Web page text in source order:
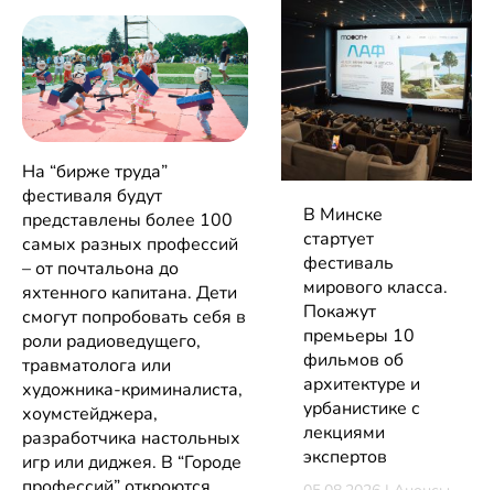
На “бирже труда”
фестиваля будут
представлены более 100
самых разных профессий
– от почтальона до
яхтенного капитана. Дети
смогут попробовать себя в
роли радиоведущего,
травматолога или
художника-криминалиста,
хоумстейджера,
разработчика настольных
игр или диджея. В “Городе
В Минске
стартует
фестиваль
мирового класса.
Покажут
премьеры 10
фильмов об
архитектуре и
урбанистике с
лекциями
экспертов